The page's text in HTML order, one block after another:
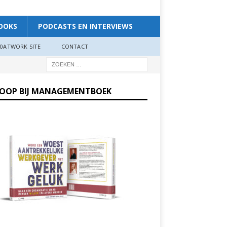
PODCASTS EN INTERVIEWS
SITE CONTACT
BIJ MANAGEMENTBOEK